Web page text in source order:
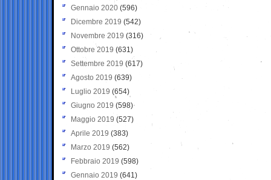
Gennaio 2020 (596)
Dicembre 2019 (542)
Novembre 2019 (316)
Ottobre 2019 (631)
Settembre 2019 (617)
Agosto 2019 (639)
Luglio 2019 (654)
Giugno 2019 (598)
Maggio 2019 (527)
Aprile 2019 (383)
Marzo 2019 (562)
Febbraio 2019 (598)
Gennaio 2019 (641)